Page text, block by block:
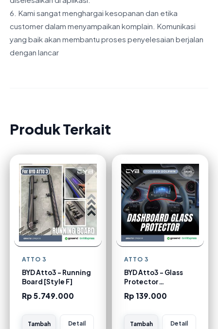
6. Kami sangat menghargai kesopanan dan etika
customer dalam menyampaikan komplain. Komunikasi
yang baik akan membantu proses penyelesaian berjalan
dengan lancar
Produk Terkait
ATTO 3
BYD Atto3 - Running
Board [Style F]
Rp 5.749.000
Tambah Detail
ATTO 3
BYD Atto3 - Glass
Protector
Rp 139.000
Tambah Detail